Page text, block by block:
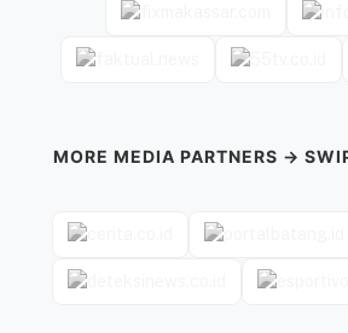
MORE MEDIA PARTNERS →